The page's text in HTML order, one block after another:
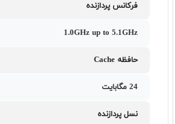
فرکانس پردازنده
1.0GHz up to 5.1GHz
حافظه Cache
24 مگابایت
نسل پردازنده